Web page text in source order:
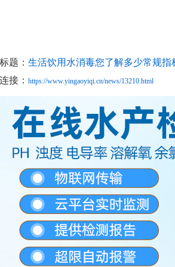
题： 生活饮用水消毒您了解多少常规指
接： https://www.yingaoyiqi.cn/news/13210.html